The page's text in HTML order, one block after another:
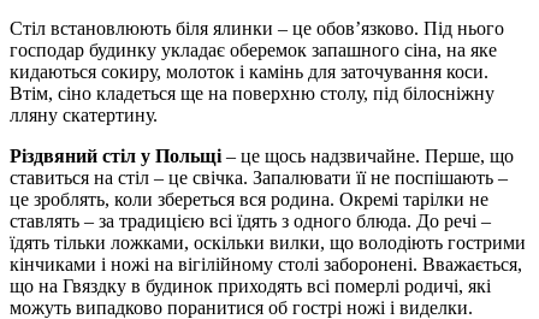
Стіл встановлюють біля ялинки – це обов’язково. Під нього
господар будинку укладає оберемок запашного сіна, на яке
кидаються сокиру, молоток і камінь для заточування коси.
Втім, сіно кладеться ще на поверхню столу, під білосніжну
лляну скатертину.
Різдвяний стіл у Польщі – це щось надзвичайне. Перше, що
ставиться на стіл – це свічка. Запалювати її не поспішають –
це зроблять, коли збереться вся родина. Окремі тарілки не
ставлять – за традицією всі їдять з одного блюда. До речі –
їдять тільки ложками, оскільки вилки, що володіють гострими
кінчиками і ножі на вігілійному столі заборонені. Вважається,
що на Гвяздку в будинок приходять всі померлі родичі, які
можуть випадково поранитися об гострі ножі і виделки.